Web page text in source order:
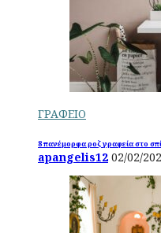
ΓΡΑΦΕΙΟ
8 πανέμορφα ροζ γραφεία στο
apangelis12 02/02/